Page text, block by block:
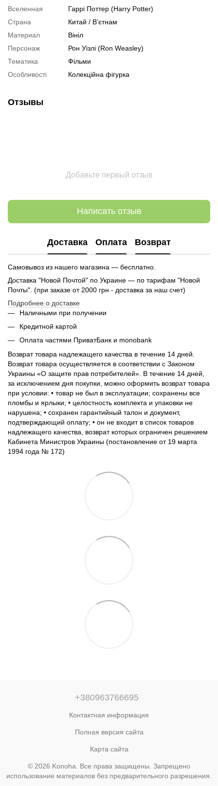
Вселенная
Гаррі Поттер (Harry Potter)
Страна
Китай / В’єтнам
Материал
Вініл
Персонаж
Рон Уізлі (Ron Weasley)
Тематика
Фільми
Особливості
Колекційна фігурка
Отзывы
Добавьте первый отзыв
Написать отзыв
Доставка Оплата Возврат
Самовывоз из нашего магазина — бесплатно.
Доставка "Новой Почтой" по Украине — по тарифам "Новой
Почты". (при заказе от 2000 грн - доставка за наш счет)
Подробнее о доставке
Наличными при получении
Кредитной картой
Оплата частями ПриватБанк и monobank
Возврат товара надлежащего качества в течение 14 дней.
Возврат товара осуществляется в соответствии с Законом
Украины «О защите прав потребителей». В течение 14 дней,
за исключением дня покупки, можно оформить возврат товара
при условии: • товар не был в эксплуатации; сохранены все
пломбы и ярлыки; • целостность комплекта и упаковки не
нарушена; • сохранен гарантийный талон и документ,
подтверждающий оплату; • он не входит в список товаров
надлежащего качества, возврат которых ограничен решением
Кабинета Министров Украины (постановление от 19 марта
1994 года № 172)
+380963766695
Контактная информация
Полная версия сайта
Карта сайта
© 2026 Konoha. Все права защищены. Запрещено
использование материалов без предварительного разрешения.